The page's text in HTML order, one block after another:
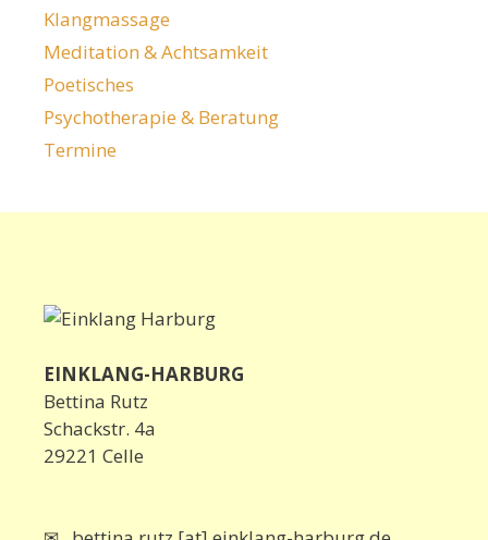
Klangmassage
Meditation & Achtsamkeit
Poetisches
Psychotherapie & Beratung
Termine
EINKLANG-HARBURG
Bettina Rutz
Schackstr. 4a
29221 Celle